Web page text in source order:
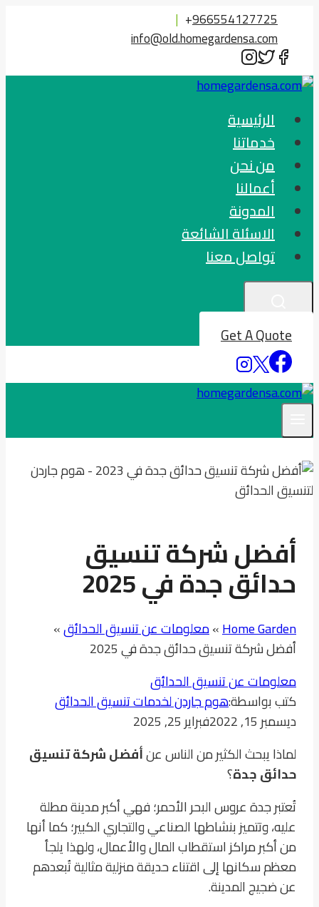
المحتوى
966554127725
+
|
info@old.homegardensa.com
الرئيسية
خدماتنا
من نحن
أعمالنا
المدونة
الاسئلة الشائعة
تواصل معنا
Get A Quote
أفضل شركة تنسيق
حدائق جدة في 2025
Home Garden
»معلومات عن تنسيق الحدائق»
أفضل شركة تنسيق حدائق جدة في 2025
معلومات عن تنسيق الحدائق
كتب بواسطة:هوم جاردن لخدمات تنسيق الحدائق
ديسمبر 15, 2022
فبراير 25, 2025
لماذا يبحث الكثير من الناس عنأفضل شركة تنسيق
حدائق جدة؟
تُعتبر جدة عروس البحر الأحمر؛ فهي أكبر مدينة مطلة
عليه، وتتميز بنشاطها الصناعي والتجاري الكبير؛ كما أنها
من أكبر مراكز استقطاب المال والأعمال، ولهذا يلجأ
معظم سكانها إلى اقتناء حديقة منزلية مثالية تُبعدهم
عن ضجيج المدينة.